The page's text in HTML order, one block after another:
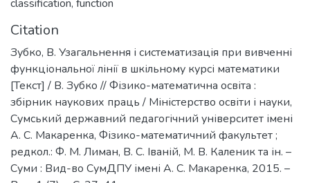
classification, function
Citation
Зубко, В. Узагальнення і систематизація при вивченні
функціональної лінії в шкільному курсі математики
[Текст] / В. Зубко // Фізико-математична освіта :
збірник наукових праць / Міністерство освіти і науки,
Сумський державний педагогічний університет імені
А. С. Макаренка, Фізико-математичний факультет ;
редкол.: Ф. М. Лиман, В. С. Іваній, М. В. Каленик та ін. –
Суми : Вид-во СумДПУ імені А. С. Макаренка, 2015. –